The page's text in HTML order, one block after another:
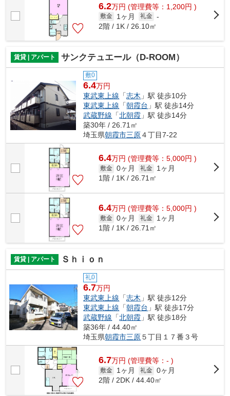
6.2万円 (管理費等：1,200円 )
敷金 1ヶ月 礼金 -
2階 / 1K / 26.10㎡
賃貸 | アパート サンクテュエール（D-ROOM）
敷0
6.4万円
東武東上線 「志木 」駅 徒歩10分
東武東上線 「朝霞台 」駅 徒歩14分
武蔵野線 「北朝霞 」駅 徒歩14分
築30年 / 26.71㎡
埼玉県朝霞市三原４丁目7-22
6.4万円 (管理費等：5,000円 )
敷金 0ヶ月 礼金
1ヶ月
1階 / 1K / 26.71㎡
6.4万円 (管理費等：5,000円 )
敷金 0ヶ月 礼金
1ヶ月
1階 / 1K / 26.71㎡
賃貸 | アパート Ｓｈｉｏｎ
礼0
6.7万円
東武東上線 「志木 」駅 徒歩12分
東武東上線 「朝霞台 」駅 徒歩17分
武蔵野線 「北朝霞 」駅 徒歩18分
築36年 / 44.40㎡
埼玉県朝霞市三原５丁目１７番３号
6.7万円 (管理費等：- )
敷金 1ヶ月 礼金 0ヶ月
2階 / 2DK / 44.40㎡